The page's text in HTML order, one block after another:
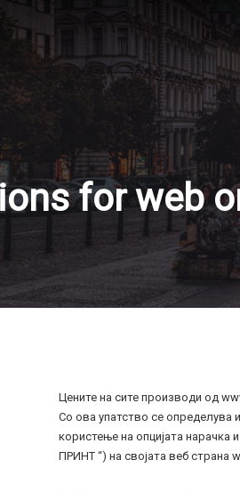
for web
Цените на сите производи од
Со ова упатство се определува
користење на опцијата
ПРИНТ “) на својата веб страна